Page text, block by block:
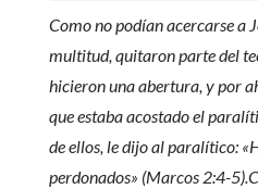
Como no podían acercarse a
multitud, quitaron parte del
hicieron una abertura, y por
que estaba acostado el
de ellos, le dijo al paralítico:
perdonados» (Marcos 2:4-